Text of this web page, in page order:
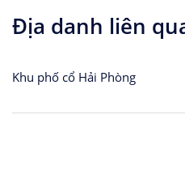
Địa danh liên
Khu phố cổ Hải Phòng